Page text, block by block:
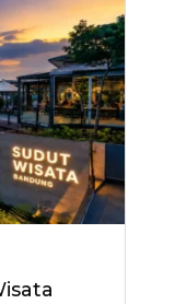
hingga
Jalan